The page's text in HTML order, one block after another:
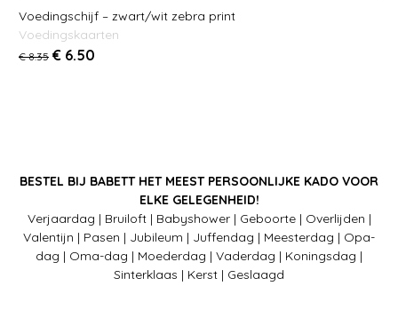
Voedingschijf – zwart/wit zebra print
Voedingskaarten
€8.35 € 6.50
BESTEL BIJ BABETT HET MEEST PERSOONLIJKE KADO VOOR
ELKE GELEGENHEID!
Verjaardag | Bruiloft | Babyshower | Geboorte | Overlijden |
Valentijn | Pasen | Jubileum | Juffendag | Meesterdag | Opa-
dag | Oma-dag | Moederdag | Vaderdag | Koningsdag |
Sinterklaas | Kerst | Geslaagd